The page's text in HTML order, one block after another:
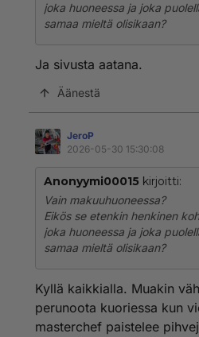
joka huoneessa ja joka
samaa mieltä olisikaan?
Ja sivusta aatana.
Äänestä
JeroP
2026-05-30 15:30:08
Anonyymi00015 kirjoitti:
Vain makuuhuoneessa?
Eikös se etenkin henkinen
joka huoneessa ja joka
samaa mieltä olisikaan?
Kyllä kaikkialla. Muakin
perunoota kuoriessa kun
masterchef paistelee